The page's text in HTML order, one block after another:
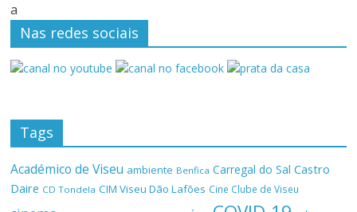
a
Nas redes sociais
Tags
Académico de Viseu ambiente Benfica Carregal do Sal Castro
Daire CD Tondela CIM Viseu Dão Lafões Cine Clube de Viseu